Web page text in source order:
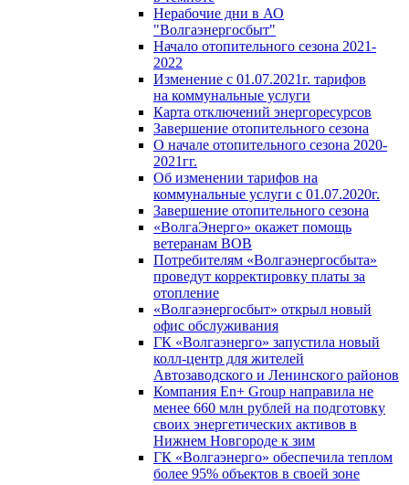
Нерабочие дни в АО
"Волгаэнергосбыт"
Начало отопительного сезона 2021-
2022
Изменение с 01.07.2021г. тарифов
на коммунальные услуги
Карта отключений энергоресурсов
Завершение отопительного сезона
О начале отопительного сезона 2020-
2021гг.
Об изменении тарифов на
коммунальные услуги с 01.07.2020г.
Завершение отопительного сезона
«ВолгаЭнерго» окажет помощь
ветеранам ВОВ
Потребителям «Волгаэнергосбыта»
проведут корректировку платы за
отопление
«Волгаэнергосбыт» открыл новый
офис обслуживания
ГК «Волгаэнерго» запустила новый
колл-центр для жителей
Автозаводского и Ленинского районов
Компания En+ Group направила не
менее 660 млн рублей на подготовку
своих энергетических активов в
Нижнем Новгороде к зим
ГК «Волгаэнерго» обеспечила теплом
более 95% объектов в своей зоне